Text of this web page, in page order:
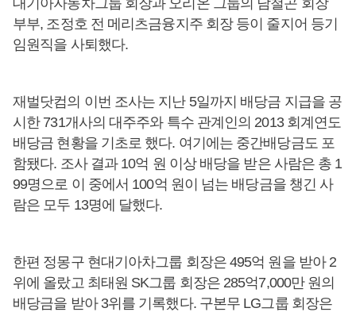
대기아자동차그룹 회장과 오리온 그룹의 담철곤 회장
부부, 조정호 전 메리츠금융지주 회장 등이 줄지어 등기
임원직을 사퇴했다.
재벌닷컴의 이번 조사는 지난 5일까지 배당금 지급을 공
시한 731개사의 대주주와 특수 관계인의 2013 회계연도
배당금 현황을 기초로 했다. 여기에는 중간배당금도 포
함됐다. 조사 결과 10억 원 이상 배당을 받은 사람은 총 1
99명으로 이 중에서 100억 원이 넘는 배당금을 챙긴 사
람은 모두 13명에 달했다.
한편 정몽구 현대기아차그룹 회장은 495억 원을 받아 2
위에 올랐고 최태원 SK그룹 회장은 285억7,000만 원의
배당금을 받아 3위를 기록했다. 구본무 LG그룹 회장은